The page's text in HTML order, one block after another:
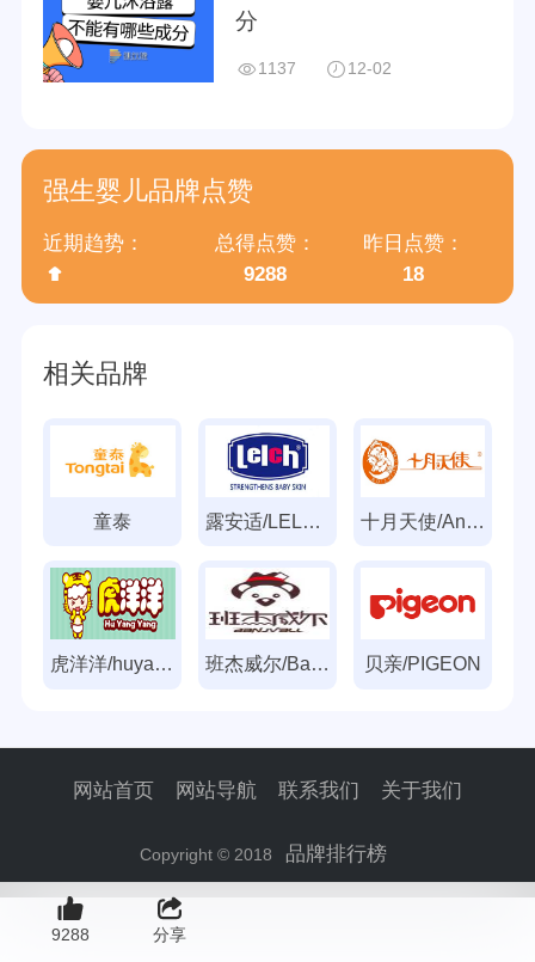
分
1137 12-02
强生婴儿品牌点赞
近期趋势：
总得点赞：
9288
昨日点赞：
18
相关品牌
童泰 露安适/LELCH 十月天使/Annunciation
虎洋洋/huyangyang 班杰威尔/Banjvall 贝亲/PIGEON
网站首页 网站导航 联系我们 关于我们
Copyright © 2018 品牌排行榜
9288 分享